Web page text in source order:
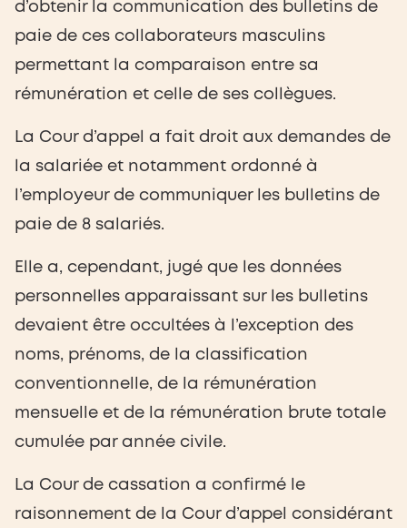
d’obtenir la communication des bulletins de
paie de ces collaborateurs masculins
permettant la comparaison entre sa
rémunération et celle de ses collègues.
La Cour d’appel a fait droit aux demandes de
la salariée et notamment ordonné à
l’employeur de communiquer les bulletins de
paie de 8 salariés.
Elle a, cependant, jugé que les données
personnelles apparaissant sur les bulletins
devaient être occultées à l’exception des
noms, prénoms, de la classification
conventionnelle, de la rémunération
mensuelle et de la rémunération brute totale
cumulée par année civile.
La Cour de cassation a confirmé le
raisonnement de la Cour d’appel considérant